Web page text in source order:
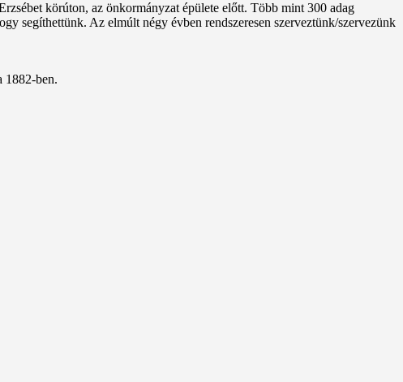
körúton, az önkormányzat épülete előtt. Több mint 300 adag
segíthettünk. Az elmúlt négy évben rendszeresen szerveztünk/szervezünk
1882-ben.